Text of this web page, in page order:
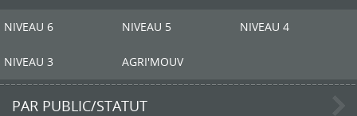
NIVEAU 6 NIVEAU 5 NIVEAU 4
NIVEAU 3 AGRI'MOUV
PAR PUBLIC/STATUT